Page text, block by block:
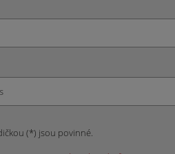
(*) jsou povinné.